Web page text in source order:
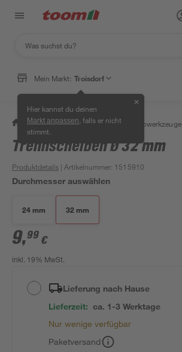
Mein Markt: Troisdorf
Hier kannst du deinen
Markt anpassen , falls er nicht
stimmt.
✕
/ Werkstatt & Maschinen / Elektrowerkzeuge
Trennscheiben Ø 32 mm
Produktdetails | Artikelnummer: 1515910
Durchmesser auswählen
24 mm 32 mm
9,99 €
inkl. 19% MwSt.
Lieferung nach Hause
Lieferzeit: ca. 1-3 Werktage
Nur wenige verfügbar
Paketversand